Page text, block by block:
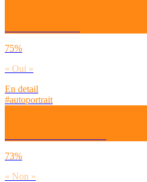
75%
« Oui »
En detail
#autoportrait
73%
« Non »